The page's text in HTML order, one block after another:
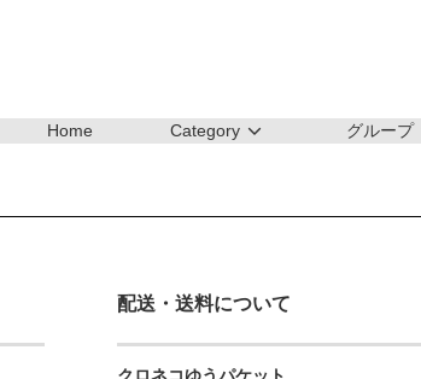
Home Category グループ
配送・送料について